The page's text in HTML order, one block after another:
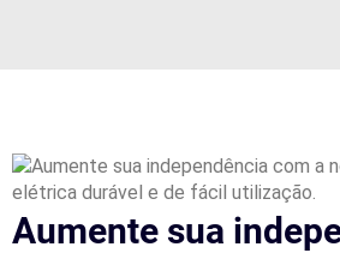
Aumente sua